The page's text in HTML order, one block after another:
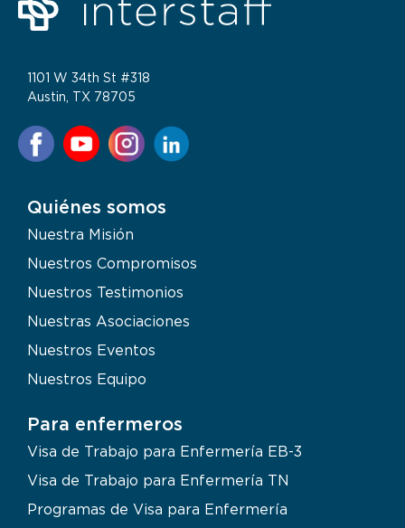
1101 W 34th St #318
Austin, TX 78705
Quiénes somos
Nuestra Misión
Nuestros Compromisos
Nuestros Testimonios
Nuestras Asociaciones
Nuestros Eventos
Nuestros Equipo
Para enfermeros
Visa de Trabajo para Enfermería EB-3
Visa de Trabajo para Enfermería TN
Programas de Visa para Enfermería